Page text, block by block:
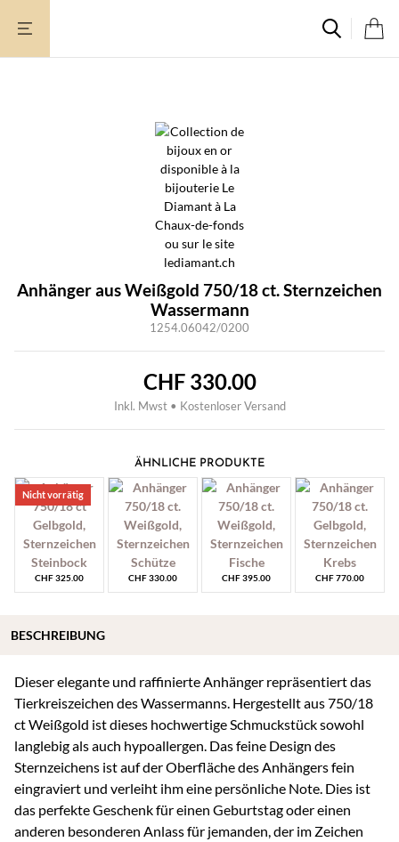
Inhalt
Anhänger aus Weißgold 750/18 ct. Sternzeichen
Wassermann
1254.06042/0200
CHF330.00
Inkl. Mwst • Kostenloser Versand
ÄHNLICHE PRODUKTE
Nicht vorrätig
CHF325.00 CHF330.00 CHF395.00 CHF770.00
Dieser elegante und raffinierte Anhänger repräsentiert das
Tierkreiszeichen des Wassermanns. Hergestellt aus 750/18
ct Weißgold ist dieses hochwertige Schmuckstück sowohl
langlebig als auch hypoallergen. Das feine Design des
Sternzeichens ist auf der Oberfläche des Anhängers fein
eingraviert und verleiht ihm eine persönliche Note. Dies ist
das perfekte Geschenk für einen Geburtstag oder einen
anderen besonderen Anlass für jemanden, der im Zeichen
BESCHREIBUNG